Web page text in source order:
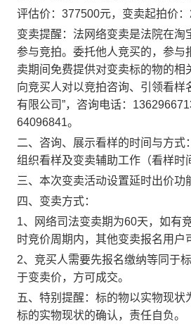
评估价： 377500元，变卖起拍价
变卖提醒：法网络变卖是法院在淘
参与竞拍。委托他人竞买的，参
卖期间免费提供对变卖标的物的相
向竞买人对以竞拍咨询、引领看
有限公司”，咨询电话：
64096841。
二、咨询、展示看样的时间与方式：
组织看样及变卖辅助工作（看样时
三、本次变卖活动设置延时出价功
四、变卖方式：
1、网络司法变卖期为60天，如有
时竞价周期内，其他变卖报名用
2、竞买人需要先报名缴纳等同于
于变卖价，方可成交。
五、特别提醒：标的物以实物现
标的实物现状的确认，责任自负。